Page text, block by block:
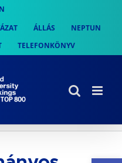
ÁLLÁS
NEPTUN
TELEFONKÖNYV